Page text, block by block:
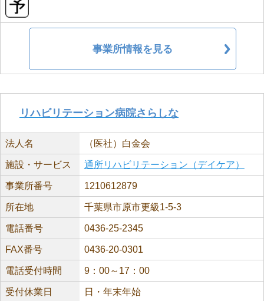
事業所情報を見る
リハビリテーション病院さらしな
法人名 （医社）白金会
施設・サービス 通所リハビリテーション（デイケア）
事業所番号 1210612879
所在地 千葉県市原市更級1-5-3
電話番号 0436-25-2345
FAX番号 0436-20-0301
電話受付時間 9：00～17：00
受付休業日 日・年末年始